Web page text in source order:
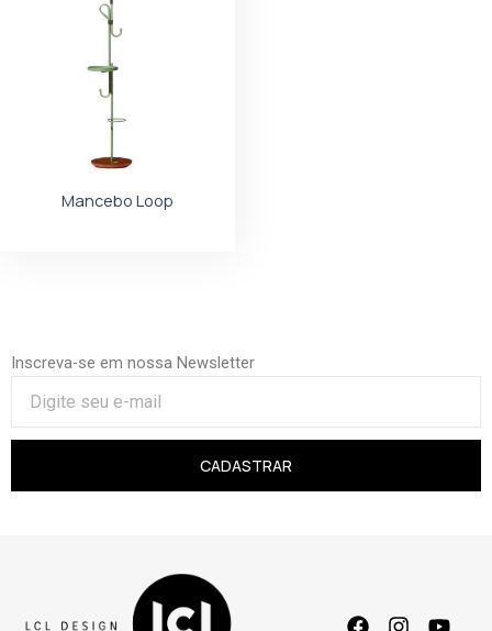
Mancebo Loop
Inscreva-se em nossa Newsletter
CADASTRAR